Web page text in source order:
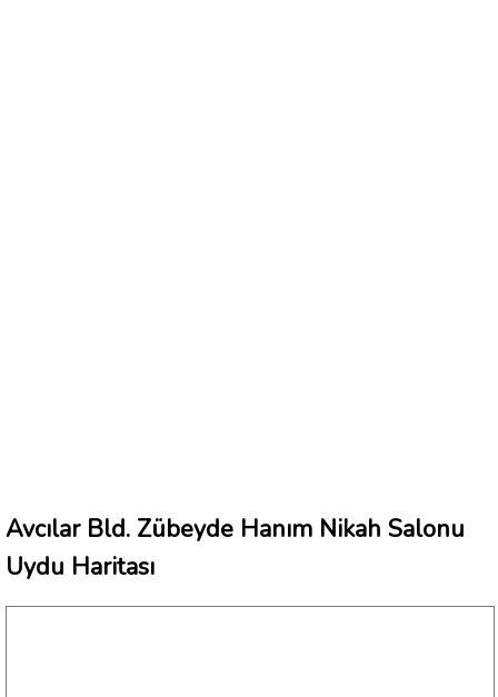
Avcılar Bld. Zübeyde Hanım Nikah Salonu
Uydu Haritası